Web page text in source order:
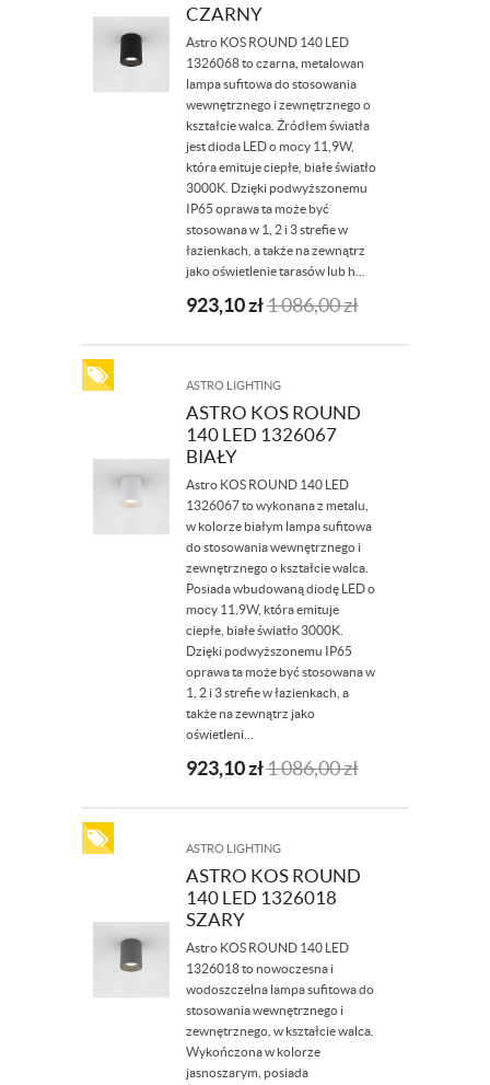
CZARNY
Astro KOS ROUND 140 LED
1326068 to czarna, metalowan
lampa sufitowa do stosowania
wewnętrznego i zewnętrznego o
kształcie walca. Źródłem światła
jest dioda LED o mocy 11,9W,
która emituje ciepłe, białe światło
3000K. Dzięki podwyższonemu
IP65 oprawa ta może być
stosowana w 1, 2 i 3 strefie w
łazienkach, a także na zewnątrz
jako oświetlenie tarasów lub h...
923,10zł1 086,00zł
ASTRO LIGHTING
ASTRO KOS ROUND
140 LED 1326067
BIAŁY
Astro KOS ROUND 140 LED
1326067 to wykonana z metalu,
w kolorze białym lampa sufitowa
do stosowania wewnętrznego i
zewnętrznego o kształcie walca.
Posiada wbudowaną diodę LED o
mocy 11,9W, która emituje
ciepłe, białe światło 3000K.
Dzięki podwyższonemu IP65
oprawa ta może być stosowana w
1, 2 i 3 strefie w łazienkach, a
także na zewnątrz jako
oświetleni...
923,10zł1 086,00zł
ASTRO LIGHTING
ASTRO KOS ROUND
140 LED 1326018
SZARY
Astro KOS ROUND 140 LED
1326018 to nowoczesna i
wodoszczelna lampa sufitowa do
stosowania wewnętrznego i
zewnętrznego, w kształcie walca.
Wykończona w kolorze
jasnoszarym, posiada